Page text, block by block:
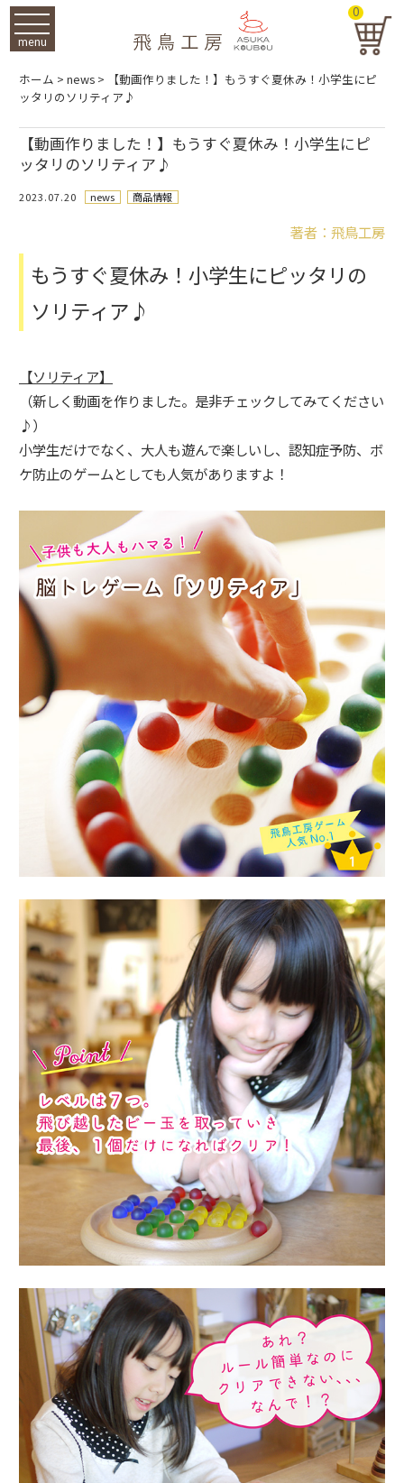
menu
0
ホーム > news >
【動画作りました！】もうすぐ夏休み！小学生にピ
ッタリのソリティア♪
【動画作りました！】もうすぐ夏休み！小学生にピ
ッタリのソリティア♪
2023.07.20 news 商品情報
著者：飛鳥工房
もうすぐ夏休み！小学生にピッタリの
ソリティア♪
【ソリティア】
（新しく動画を作りました。是非チェックしてみてください
♪）
小学生だけでなく、大人も遊んで楽しいし、認知症予防、ボ
ケ防止のゲームとしても人気がありますよ！